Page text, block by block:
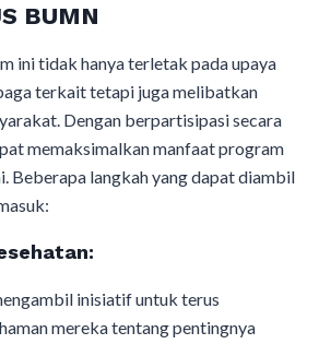
BUMN
ini tidak hanya terletak pada upaya
terkait tetapi juga melibatkan
Dengan berpartisipasi secara
memaksimalkan manfaat program
Beberapa langkah yang dapat diambil
inisiatif untuk terus
mereka tentang pentingnya